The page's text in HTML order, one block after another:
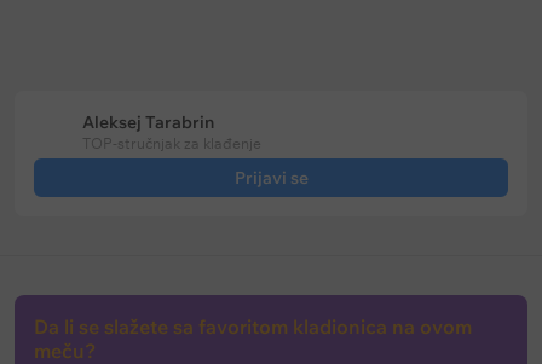
Aleksej Tarabrin
TOP-stručnjak za klađenje
Prijavi se
Da li se slažete sa favoritom kladionica na ovom
meču?